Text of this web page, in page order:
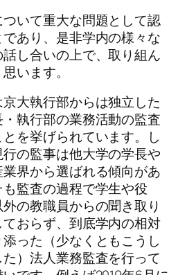
いて重大な問題として認
あり、是非学内の様々な
し合いの上で、取り組ん
います。
大執行部からは独立した
執行部の業務活動の監査
を挙げられています。し
の監事は他大学の学長や
界から選ばれる傾向があ
監査の過程で学生や役
の教職員からの聞き取り
おらず、到底学内の相対
った（少なくともこうし
）法人業務監査を行って